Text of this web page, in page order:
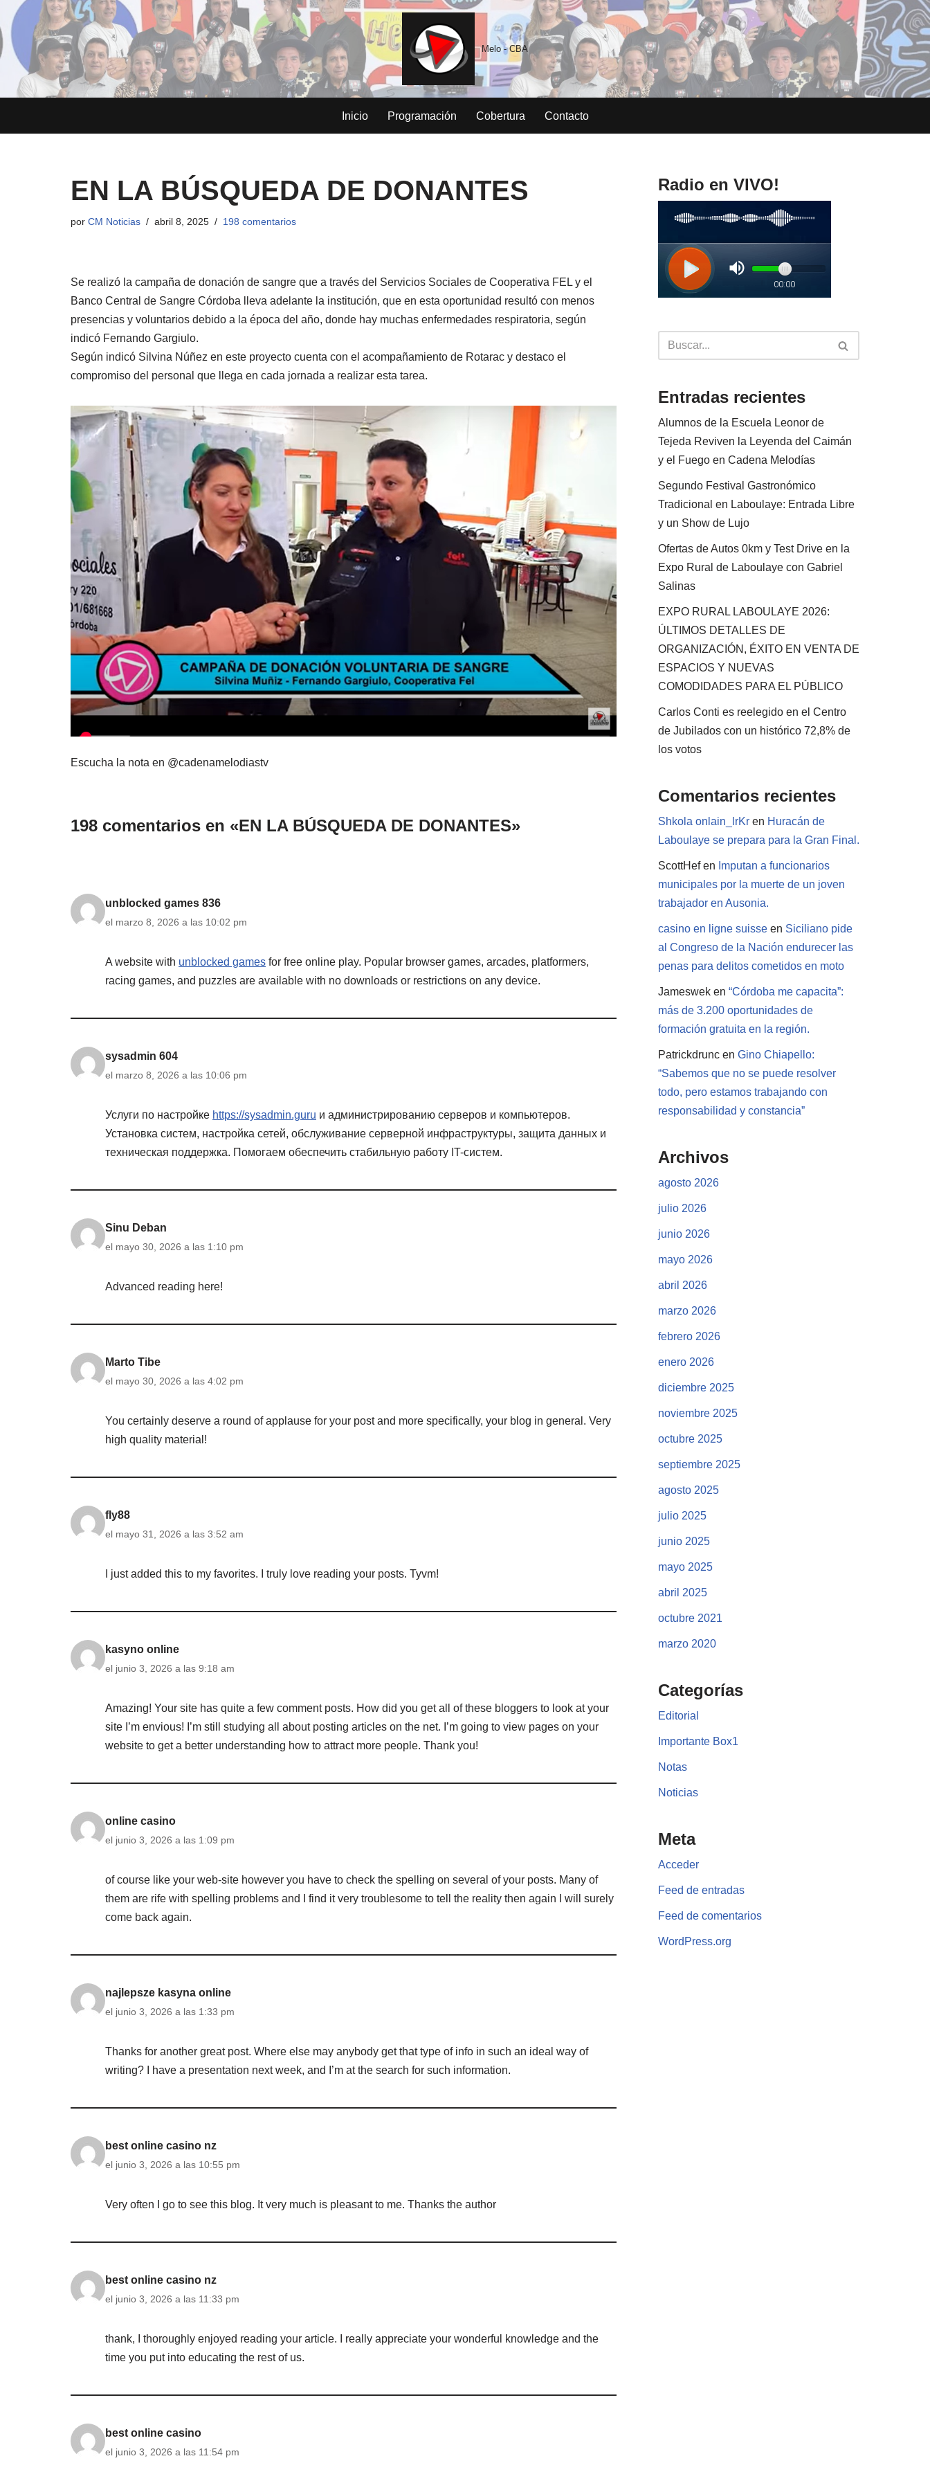
Saltar
al
contenido
Melo - CBA
Inicio Programación Cobertura Contacto
EN LA BÚSQUEDA DE DONANTES
por CM Noticias abril 8, 2025 198 comentarios
Se realizó la campaña de donación de sangre que a través del Servicios Sociales de Cooperativa FEL y el
Banco Central de Sangre Córdoba lleva adelante la institución, que en esta oportunidad resultó con menos
presencias y voluntarios debido a la época del año, donde hay muchas enfermedades respiratoria, según
indicó Fernando Gargiulo.
Según indicó Silvina Núñez en este proyecto cuenta con el acompañamiento de Rotarac y destaco el
compromiso del personal que llega en cada jornada a realizar esta tarea.
Escucha la nota en @cadenamelodiastv
198 comentarios en «EN LA BÚSQUEDA DE DONANTES»
unblocked games 836
el marzo 8, 2026 a las 10:02 pm
A website with unblocked games for free online play. Popular browser games, arcades, platformers,
racing games, and puzzles are available with no downloads or restrictions on any device.
sysadmin 604
el marzo 8, 2026 a las 10:06 pm
Услуги по настройке https://sysadmin.guru и администрированию серверов и компьютеров.
Установка систем, настройка сетей, обслуживание серверной инфраструктуры, защита данных и
техническая поддержка. Помогаем обеспечить стабильную работу IT-систем.
Sinu Deban
el mayo 30, 2026 a las 1:10 pm
Advanced reading here!
Marto Tibe
el mayo 30, 2026 a las 4:02 pm
You certainly deserve a round of applause for your post and more specifically, your blog in general. Very
high quality material!
fly88
el mayo 31, 2026 a las 3:52 am
I just added this to my favorites. I truly love reading your posts. Tyvm!
kasyno online
el junio 3, 2026 a las 9:18 am
Amazing! Your site has quite a few comment posts. How did you get all of these bloggers to look at your
site I’m envious! I’m still studying all about posting articles on the net. I’m going to view pages on your
website to get a better understanding how to attract more people. Thank you!
online casino
el junio 3, 2026 a las 1:09 pm
of course like your web-site however you have to check the spelling on several of your posts. Many of
them are rife with spelling problems and I find it very troublesome to tell the reality then again I will surely
come back again.
najlepsze kasyna online
el junio 3, 2026 a las 1:33 pm
Thanks for another great post. Where else may anybody get that type of info in such an ideal way of
writing? I have a presentation next week, and I’m at the search for such information.
best online casino nz
el junio 3, 2026 a las 10:55 pm
Very often I go to see this blog. It very much is pleasant to me. Thanks the author
best online casino nz
el junio 3, 2026 a las 11:33 pm
thank, I thoroughly enjoyed reading your article. I really appreciate your wonderful knowledge and the
time you put into educating the rest of us.
best online casino
el junio 3, 2026 a las 11:54 pm
Radio en VIVO!
Entradas recientes
Alumnos de la Escuela Leonor de
Tejeda Reviven la Leyenda del Caimán
y el Fuego en Cadena Melodías
Segundo Festival Gastronómico
Tradicional en Laboulaye: Entrada Libre
y un Show de Lujo
Ofertas de Autos 0km y Test Drive en la
Expo Rural de Laboulaye con Gabriel
Salinas
EXPO RURAL LABOULAYE 2026:
ÚLTIMOS DETALLES DE
ORGANIZACIÓN, ÉXITO EN VENTA DE
ESPACIOS Y NUEVAS
COMODIDADES PARA EL PÚBLICO
Carlos Conti es reelegido en el Centro
de Jubilados con un histórico 72,8% de
los votos
Comentarios recientes
Shkola onlain_lrKr en Huracán de
Laboulaye se prepara para la Gran Final.
ScottHefen Imputan a funcionarios
municipales por la muerte de un joven
trabajador en Ausonia.
casino en ligne suisse en Siciliano pide
al Congreso de la Nación endurecer las
penas para delitos cometidos en moto
Jameswek en “Córdoba me capacita”:
más de 3.200 oportunidades de
formación gratuita en la región.
Patrickdrunc en Gino Chiapello:
“Sabemos que no se puede resolver
todo, pero estamos trabajando con
responsabilidad y constancia”
Archivos
agosto 2026
julio 2026
junio 2026
mayo 2026
abril 2026
marzo 2026
febrero 2026
enero 2026
diciembre 2025
noviembre 2025
octubre 2025
septiembre 2025
agosto 2025
julio 2025
junio 2025
mayo 2025
abril 2025
octubre 2021
marzo 2020
Categorías
Editorial
Importante Box1
Notas
Noticias
Meta
Acceder
Feed de entradas
Feed de comentarios
WordPress.org